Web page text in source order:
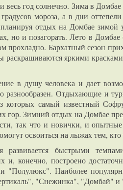
весь год солнечно. Зима в Домбае
мороза, а в дни
отдых на Домбае зимой
но и позагорать. Лето в Домбае
прохладно. Бархатный сезон
раскрашиваются яркими
в душу человека и дает
разнообразен. Отдыхающие и
которых самый известный
гор. Зимний отдых на Домбае
так что и новички, и
освоиться на лыжах тем,
развивается быстрыми
и, конечно, построено
"Полулюкс". Наиболее
"Снежинка", "Домбай" и